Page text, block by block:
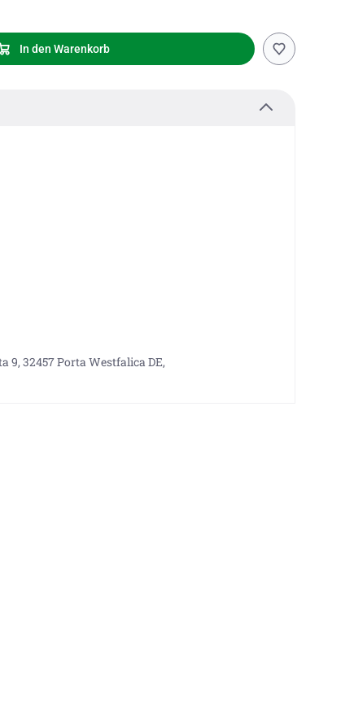
In den Warenkorb
9, 32457 Porta Westfalica DE,